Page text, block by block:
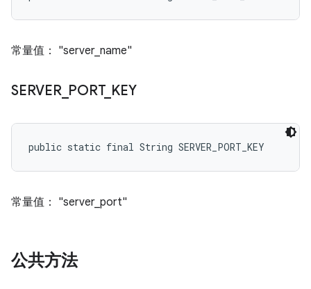
常量值： "server_name"
SERVER_ PORT_ KEY
public static final String SERVER_PORT_KEY
常量值： "server_port"
公共方法